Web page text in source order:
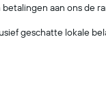
aan ons de
geschatte lokale